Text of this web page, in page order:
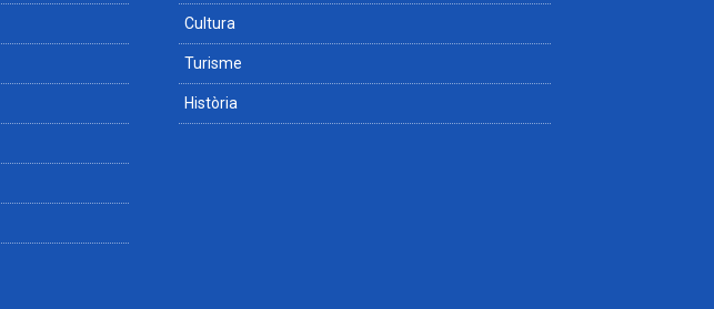
Cultura
Turisme
Història